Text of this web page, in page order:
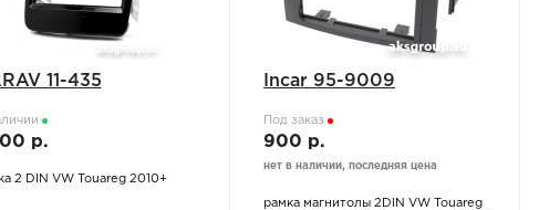
11-435
р.
2 DIN VW Touareg 2010+
Incar 95-9009
Под заказ
900 р.
нет в наличии, последняя цена
рамка магнитолы 2DIN VW Touareg